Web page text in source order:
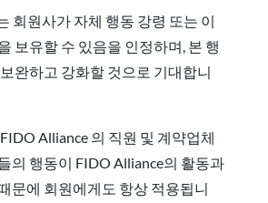
회원사가 자체 행동 강령 또는 이
보유할 수 있음을 인정하며, 본 행
완하고 강화할 것으로 기대합니
Alliance 의 직원 및 계약업체
의 행동이 FIDO Alliance의 활동과
문에 회원에게도 항상 적용됩니